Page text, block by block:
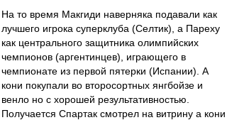
На то время Макгиди наверняка подавали как
лучшего игрока суперклуба (Селтик), а Пареху
как центрального защитника олимпийских
чемпионов (аргентинцев), играющего в
чемпионате из первой пятерки (Испании). А
кони покупали во второсортных янгбойзе и
венло но с хорошей результативностью.
Получается Спартак смотрел на витрину а кони